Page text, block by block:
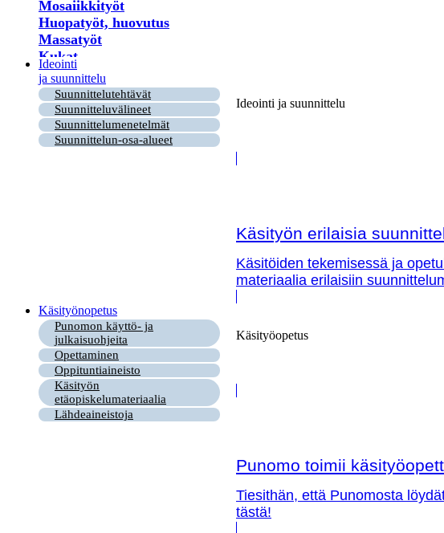
Mosaiikkityöt
Huopatyöt, huovutus
Massatyöt
Kukat
Lastu- ja puutyöt
Virkkaus
Helmet
Puu- ja risutyöt
Paperi
Ideointi
ja suunnittelu
Suunnittelutehtävät
Suunnitteluvälineet
Suunnittelumenetelmät
Suunnittelun-osa-alueet
Ideointi ja suunnittelu
Käsityön erilaisia
Käsitöiden tekemisessä ja
materiaalia erilaisiin
Käsityönopetus
Punomon käyttö- ja
julkaisuohjeita
Opettaminen
Oppituntiaineisto
Käsityön
etäopiskelumateriaalia
Lähdeaineistoja
Käsityöopetus
Punomo toimii
Tiesithän, että Punomosta
tästä!